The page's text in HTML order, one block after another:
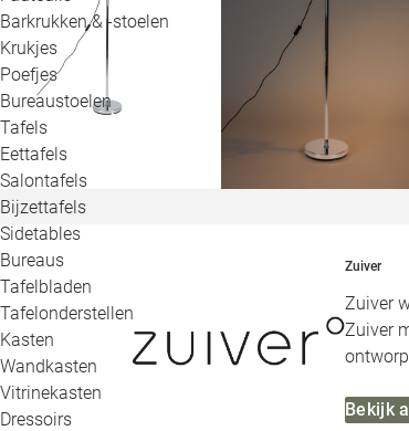
Barkrukken & -stoelen
Krukjes
Poefjes
Bureaustoelen
Tafels
Eettafels
Salontafels
Bijzettafels
Sidetables
Bureaus
Tafelbladen
Tafelonderstellen
Kasten
Wandkasten
Vitrinekasten
Dressoirs
Zuiver
Zuiver
Zuiver
Bekijk